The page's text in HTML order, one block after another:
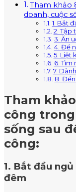
Tham khảo
doanh, cuộc
1. Bắt
2. Tập
3. Ăn
4. Để
5. Liệt
6. Tìm
7.
8.
Tham
công
sống sau
công:
1. Bắt đầu
đêm